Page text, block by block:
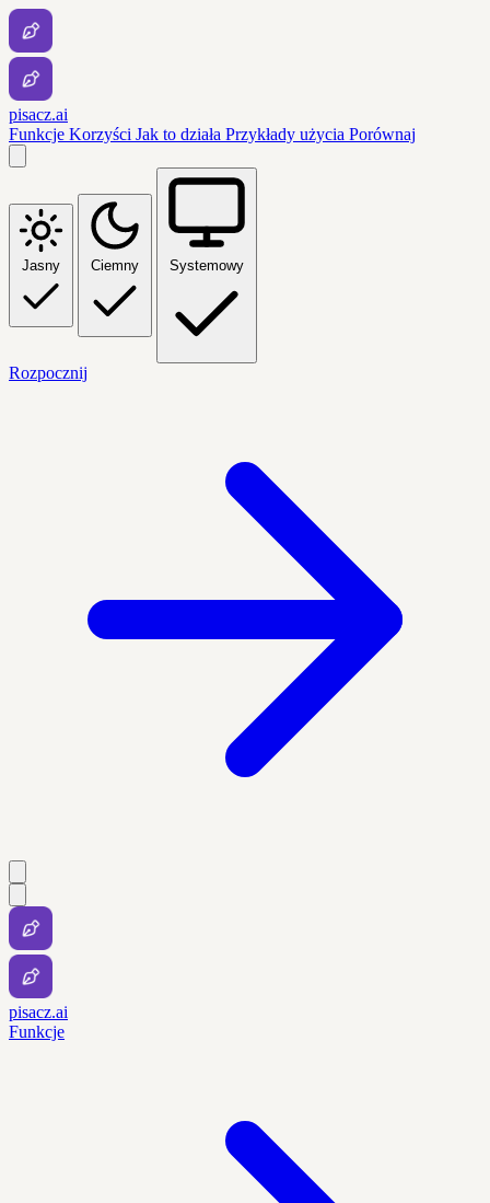
pisacz.ai
Funkcje Korzyści Jak to działa Przykłady użycia Porównaj
Jasny Ciemny Systemowy
Rozpocznij
pisacz.ai
Funkcje